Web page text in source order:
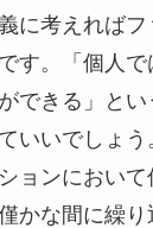
に考えれば
す。「個人
できる」と
いいでしょう
ョンにおい
かな間に繰